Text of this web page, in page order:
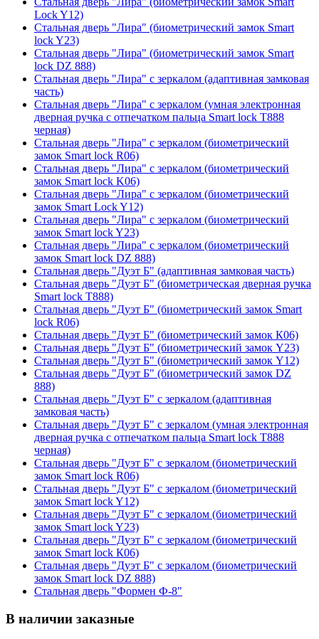
Lock Y12)
Стальная дверь "Лира" (биометрический замок Smart
lock Y23)
Стальная дверь "Лира" (биометрический замок Smart
lock DZ 888)
Стальная дверь "Лира" с зеркалом (адаптивная замковая
часть)
Стальная дверь "Лира" с зеркалом (умная электронная
дверная ручка с отпечатком пальца Smart lock T888
черная)
Стальная дверь "Лира" с зеркалом (биометрический
замок Smart lock R06)
Стальная дверь "Лира" с зеркалом (биометрический
замок Smart lock K06)
Стальная дверь "Лира" с зеркалом (биометрический
замок Smart Lock Y12)
Стальная дверь "Лира" с зеркалом (биометрический
замок Smart lock Y23)
Стальная дверь "Лира" с зеркалом (биометрический
замок Smart lock DZ 888)
Стальная дверь "Дуэт Б" (адаптивная замковая часть)
Стальная дверь "Дуэт Б" (биометрическая дверная ручка
Smart lock T888)
Стальная дверь "Дуэт Б" (биометрический замок Smart
lock R06)
Стальная дверь "Дуэт Б" (биометрический замок К06)
Стальная дверь "Дуэт Б" (биометрический замок Y23)
Стальная дверь "Дуэт Б" (биометрический замок Y12)
Стальная дверь "Дуэт Б" (биометрический замок DZ
888)
Стальная дверь "Дуэт Б" с зеркалом (адаптивная
замковая часть)
Стальная дверь "Дуэт Б" с зеркалом (умная электронная
дверная ручка с отпечатком пальца Smart lock T888
черная)
Стальная дверь "Дуэт Б" с зеркалом (биометрический
замок Smart lock R06)
Стальная дверь "Дуэт Б" с зеркалом (биометрический
замок Smart lock Y12)
Стальная дверь "Дуэт Б" с зеркалом (биометрический
замок Smart lock Y23)
Стальная дверь "Дуэт Б" с зеркалом (биометрический
замок Smart lock К06)
Стальная дверь "Дуэт Б" с зеркалом (биометрический
замок Smart lock DZ 888)
Стальная дверь "Формен Ф-8"
В наличии заказные